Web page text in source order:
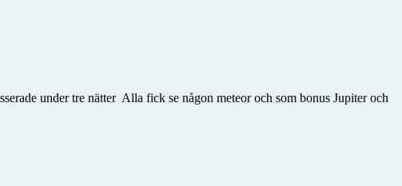
under tre nätter Alla fick se någon meteor och som bonus Jupiter och